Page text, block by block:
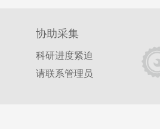
协助采集
科研进度紧迫
请联系管理员